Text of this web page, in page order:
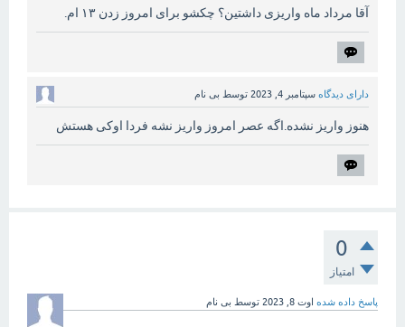
آقا مرداد ماه واریزی داشتین؟ چکشو برای امروز زدن ۱۳ ام.
دارای دیدگاه سپتامبر 4, 2023 توسط بی نام
هنوز واریز نشده.اگه عصر امروز واریز نشه فردا اوکی هستش
0
امتیاز
پاسخ داده شده اوت 8, 2023 توسط بی نام